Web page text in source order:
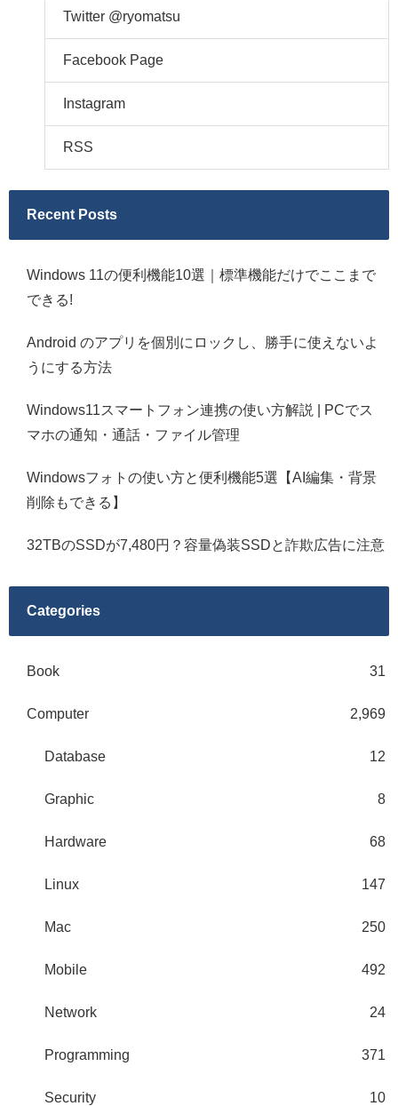
Twitter @ryomatsu
Facebook Page
Instagram
RSS
Recent Posts
Windows 11の便利機能10選｜標準機能だけでここまで
できる!
Android のアプリを個別にロックし、勝手に使えないよ
うにする方法
Windows11スマートフォン連携の使い方解説 | PCでス
マホの通知・通話・ファイル管理
Windowsフォトの使い方と便利機能5選【AI編集・背景
削除もできる】
32TBのSSDが7,480円？容量偽装SSDと詐欺広告に注意
Categories
Book 31
Computer 2,969
Database 12
Graphic 8
Hardware 68
Linux 147
Mac 250
Mobile 492
Network 24
Programming 371
Security 10